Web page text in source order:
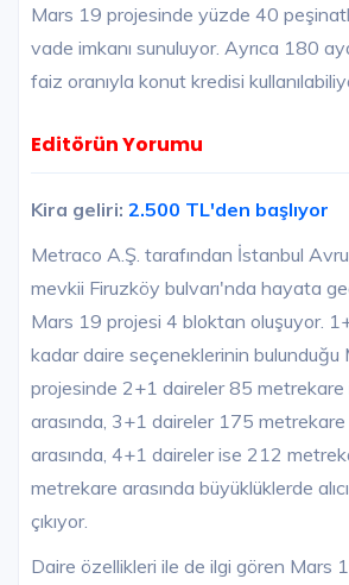
Mars 19 projesinde yüzde 40
vade imkanı sunuluyor. Ayrıca 180
faiz oranıyla konut kredisi
Editörün Yorumu
Kira geliri: 2.500 TL'den başlıyor
Metraco A.Ş. tarafından İstanbul
mevkii Firuzköy bulvarı'nda hayata
Mars 19 projesi 4 bloktan oluşuyor.
kadar daire seçeneklerinin bulunduğu
projesinde 2+1 daireler 85
arasında, 3+1 daireler 175
arasında, 4+1 daireler ise 212
metrekare arasında büyüklüklerde
çıkıyor.
Daire özellikleri ile de ilgi gören Mars